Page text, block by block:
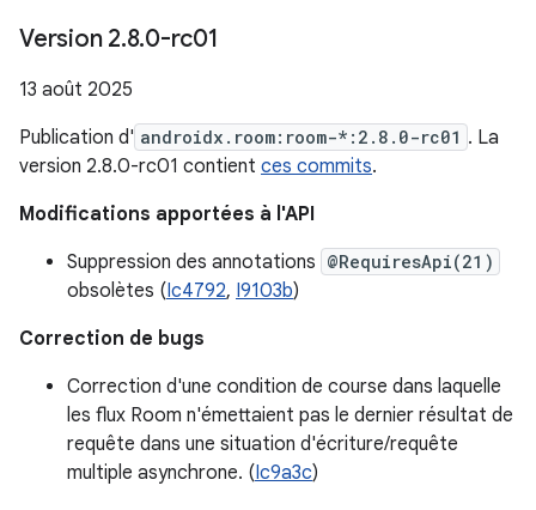
Version 2.8.0-rc01
13 août 2025
Publication d' androidx.room:room-*:2.8.0-rc01 . La
version 2.8.0-rc01 contient ces commits.
Modifications apportées à l'API
Suppression des annotations @RequiresApi(21)
obsolètes (Ic4792, I9103b)
Correction de bugs
Correction d'une condition de course dans laquelle
les flux Room n'émettaient pas le dernier résultat de
requête dans une situation d'écriture/requête
multiple asynchrone. (Ic9a3c)